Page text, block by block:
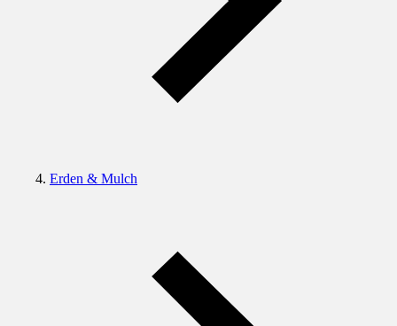
Erden & Mulch